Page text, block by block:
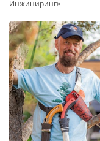
Инжиниринг»